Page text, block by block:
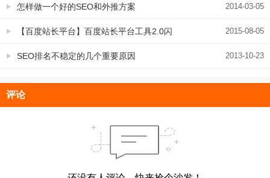
方案 2014-03-05
怎样做一个好的SEO和外推方案
2015-08-05
【百度站长平台】百度站长平台工具2.0闪
亮登场 2013-10-23
SEO排名不稳定的几个重要原因
评论